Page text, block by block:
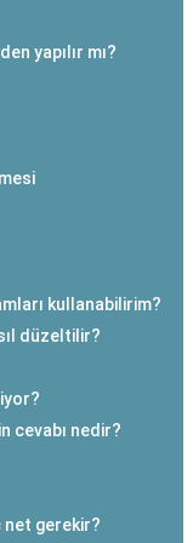
yapılır mı?
kullanabilirim?
düzeltilir?
cevabı nedir?
net gerekir?